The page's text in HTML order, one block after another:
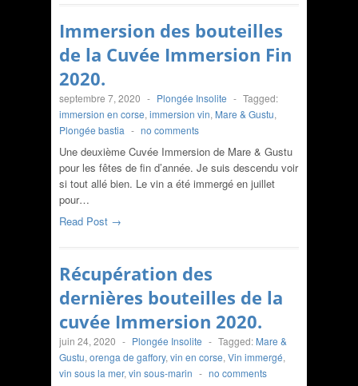
Immersion des bouteilles
de la Cuvée Immersion Fin
2020.
septembre 7, 2020 - Plongée Insolite - Tagged:
immersion en corse, immersion vin, Mare & Gustu,
Plongée bastia - no comments
Une deuxième Cuvée Immersion de Mare & Gustu
pour les fêtes de fin d’année. Je suis descendu voir
si tout allé bien. Le vin a été immergé en juillet
pour…
Read Post →
Récupération des
dernières bouteilles de la
cuvée Immersion 2020.
juin 24, 2020 - Plongée Insolite - Tagged: Mare &
Gustu, orenga de gaffory, vin en corse, Vin immergé,
vin sous la mer, vin sous-marin - no comments